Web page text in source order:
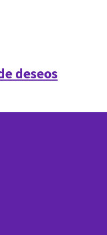
deseos